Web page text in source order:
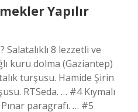
Yapılır
8 lezzetli ve
kuru dolma (Gaziantep)
turşusu. Hamide Şirin
RTSeda. … #4 Kıymalı
paragrafı. … #5